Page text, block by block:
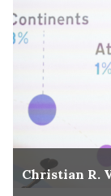
Christian R.